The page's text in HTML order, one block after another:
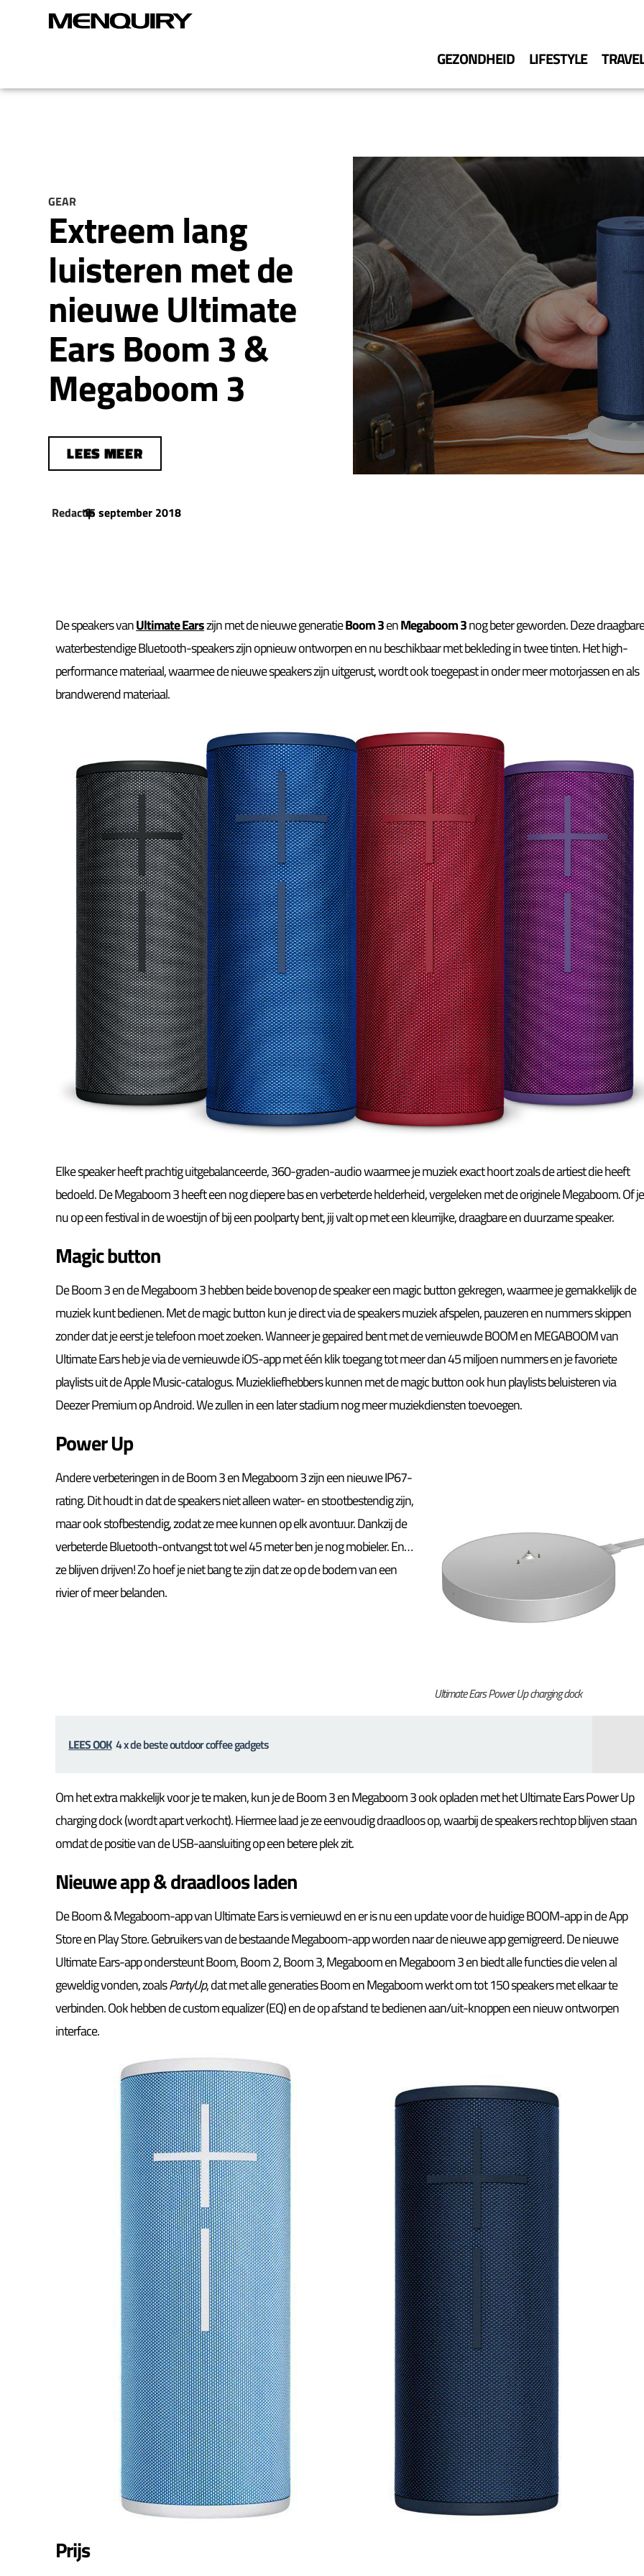
GEZONDHEID LIFESTYLE TRAVEL
GEAR
Extreem lang
luisteren met de
nieuwe Ultimate
Ears Boom 3 &
Megaboom 3
LEES MEER
Redactie
|
15 september 2018
De speakers vanUltimate Earszijn met de nieuwe generatieBoom 3enMegaboom 3nog beter geworden. Deze
waterbestendige Bluetooth-speakers zijn opnieuw ontworpen en nu beschikbaar met bekleding in twee tinten. Het high-
performance materiaal, waarmee de nieuwe speakers zijn uitgerust, wordt ook toegepast in onder meer motorjassen en als
brandwerend materiaal.
Elke speaker heeft prachtig uitgebalanceerde, 360-graden-audio waarmee je muziek exact hoort zoals de artiest die heeft
bedoeld. De Megaboom 3 heeft een nog diepere bas en verbeterde helderheid, vergeleken met de originele Megaboom. Of je
nu op een festival in de woestijn of bij een poolparty bent, jij valt op met een kleurrijke, draagbare en duurzame speaker.
Magic button
De Boom 3 en de Megaboom 3 hebben beide bovenop de speaker een magic button gekregen, waarmee je gemakkelijk de
muziek kunt bedienen.Met de magic button kun je direct via de speakers muziek afspelen, pauzeren en nummers skippen
zonder dat je eerst je telefoon moet zoeken. Wanneer je gepaired bent met de vernieuwde BOOM en MEGABOOM van
Ultimate Ears heb je via de vernieuwde iOS-app met één klik toegang tot meer dan 45 miljoen nummers en je favoriete
playlists uit de Apple Music-catalogus. Muziekliefhebbers kunnen met de magic button ook hun playlists beluisteren via
Deezer Premium op Android. We zullen in een later stadium nog meer muziekdiensten toevoegen.
Power Up
Ultimate Ears Power Up charging dock
Andere verbeteringen in de Boom 3 en Megaboom 3 zijn een nieuwe IP67-
rating. Dit houdt in dat de speakers niet alleen water- en stootbestendig zijn,
maar ook stofbestendig, zodat ze mee kunnen op elk avontuur. Dankzij de
verbeterde Bluetooth-ontvangst tot wel 45 meter ben je nog mobieler. En…
ze blijven drijven! Zo hoef je niet bang te zijn dat ze op de bodem van een
rivier of meer belanden.
LEES OOK 4 x de beste outdoor coffee gadgets
Om het extra makkelijk voor je te maken, kun je de Boom 3 en Megaboom 3 ook opladen met het Ultimate Ears Power Up
charging dock (wordt apart verkocht). Hiermee laad je ze eenvoudig draadloos op, waarbij de speakers rechtop blijven staan
omdat de positie van de USB-aansluiting op een betere plek zit.
Nieuwe app & draadloos laden
De Boom & Megaboom-app van Ultimate Ears is vernieuwd en er is nu een update voor de huidige BOOM-app in de App
Store en Play Store. Gebruikers van de bestaande Megaboom-app worden naar de nieuwe app gemigreerd. De nieuwe
Ultimate Ears-app ondersteunt Boom, Boom 2, Boom 3, Megaboom en Megaboom 3 en biedt alle functies die velen al
geweldig vonden, zoalsPartyUp, dat met alle generaties Boom en Megaboom werkt om tot 150 speakers met elkaar te
verbinden. Ook hebben de custom equalizer (EQ) en de op afstand te bedienen aan/uit-knoppen een nieuw ontworpen
interface.
Prijs